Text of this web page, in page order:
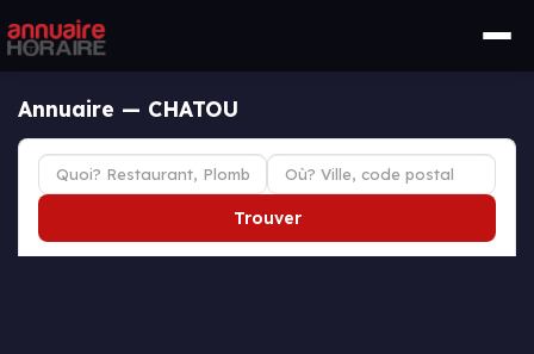
Annuaire — CHATOU
Trouver